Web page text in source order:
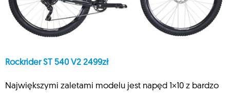
Rockrider ST 540 V2 2499zł
Największymi zaletami modelu jest napęd 1×10 z bardzo